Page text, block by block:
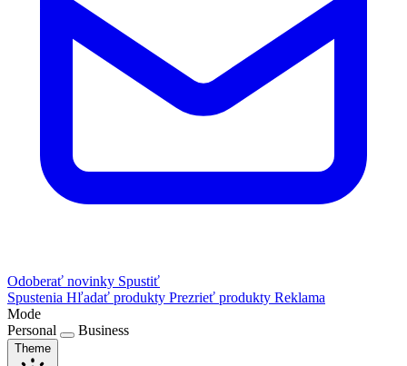
Odoberať novinky Spustiť
Spustenia Hľadať produkty Prezrieť produkty Reklama
Mode
Personal
Business
Theme